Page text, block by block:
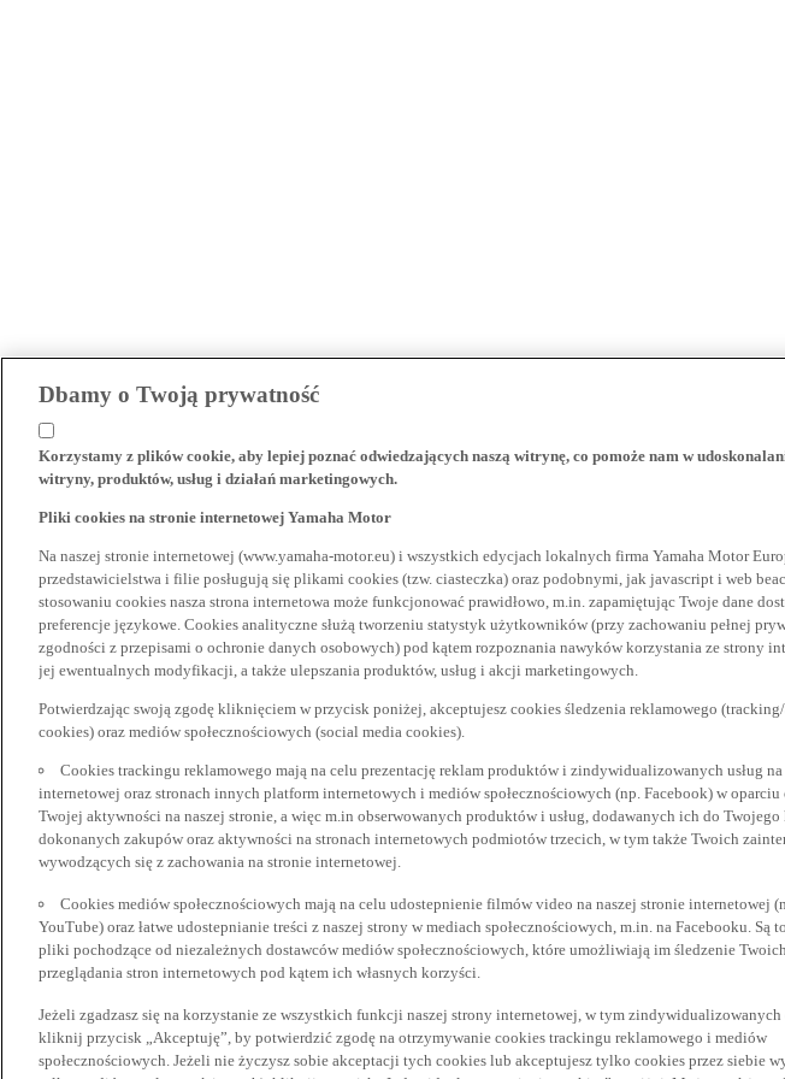
Dbamy o Twoją prywatność
Korzystamy z plików cookie, aby lepiej poznać odwiedzających naszą witrynę, co pomoże nam w
witryny, produktów, usług i działań marketingowych.
Pliki cookies na stronie internetowej Yamaha Motor
Na naszej stronie internetowej (www.yamaha-motor.eu) i wszystkich edycjach lokalnych firma Yamaha Motor
przedstawicielstwa i filie posługują się plikami cookies (tzw. ciasteczka) oraz podobnymi, jak javascript i web
stosowaniu cookies nasza strona internetowa może funkcjonować prawidłowo, m.in. zapamiętując Twoje dane
preferencje językowe. Cookies analityczne służą tworzeniu statystyk użytkowników (przy zachowaniu pełnej
zgodności z przepisami o ochronie danych osobowych) pod kątem rozpoznania nawyków korzystania ze strony
jej ewentualnych modyfikacji, a także ulepszania produktów, usług i akcji marketingowych.
Potwierdzając swoją zgodę kliknięciem w przycisk poniżej, akceptujesz cookies śledzenia reklamowego
cookies) oraz mediów społecznościowych (social media cookies).
Cookies trackingu reklamowego mają na celu prezentację reklam produktów i zindywidualizowanych usług na
internetowej oraz stronach innych platform internetowych i mediów społecznościowych (np. Facebook) w oparciu
Twojej aktywności na naszej stronie, a więc m.in obserwowanych produktów i usług, dodawanych ich do Twojego
dokonanych zakupów oraz aktywności na stronach internetowych podmiotów trzecich, w tym także Twoich
wywodzących się z zachowania na stronie internetowej.
Cookies mediów społecznościowych mają na celu udostepnienie filmów video na naszej stronie internetowej
YouTube) oraz łatwe udostepnianie treści z naszej strony w mediach społecznościowych, m.in. na Facebooku. Są
pliki pochodzące od niezależnych dostawców mediów społecznościowych, które umożliwiają im śledzenie
przeglądania stron internetowych pod kątem ich własnych korzyści.
Jeżeli zgadzasz się na korzystanie ze wszystkich funkcji naszej strony internetowej, w tym
kliknij przycisk „Akceptuję”, by potwierdzić zgodę na otrzymywanie cookies trackingu reklamowego i mediów
społecznościowych. Jeżeli nie życzysz sobie akceptacji tych cookies lub akceptujesz tylko cookies przez siebie